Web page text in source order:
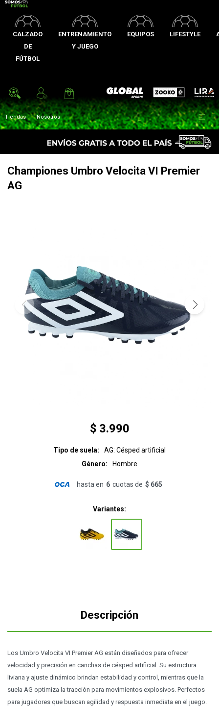
CALZADO
DE
FÚTBOL
ENTRENAMIENTO
Y JUEGO
EQUIPOS LIFESTYLE
Global Sports Zooko Lira
Tiendas Nosotros 
Championes Umbro Velocita VI Premier
AG
$ 3.990
Tipo de suela
AG: Césped artificial
Género
Hombre
hasta en 6 cuotas de $ 665
Variantes:
Descripción
Los Umbro Velocita VI Premier AG están diseñados para ofrecer
velocidad y precisión en canchas de césped artificial. Su estructura
liviana y ajuste dinámico brindan estabilidad y control, mientras que la
suela AG optimiza la tracción para movimientos explosivos. Perfectos
para jugadores que buscan agilidad y respuesta inmediata en el juego.